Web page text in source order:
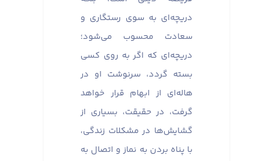
دریچه‌ای به سوی رستگاری و
سعادت محسوب می‌شود؛
دریچه‌ای که اگر به روی کسی
بسته گردد، سرنوشت او در
هاله‌ای از ابهام قرار خواهد
گرفت، در حقیقت، بسیاری از
گشایش‌ها در مشکلات زندگی،
با پناه بردن به نماز و اتصال به